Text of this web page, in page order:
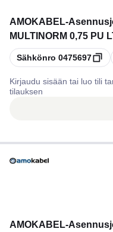
AMOKABEL-
MULTINORM 0,75 PU
Kopioi
Sähkönro 0475697
Kirjaudu sisään tai luo tili
tilauksen
AMOKABEL-